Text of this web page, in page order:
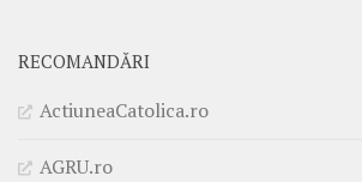
RECOMANDĂRI
ActiuneaCatolica.ro
AGRU.ro